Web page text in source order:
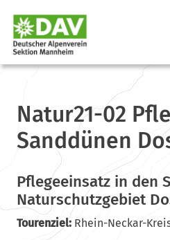
Natur21-02
Sanddünen
Pflegeeinsatz in den
Naturschutzgebiet
Tourenziel:Rhein-Neckar-